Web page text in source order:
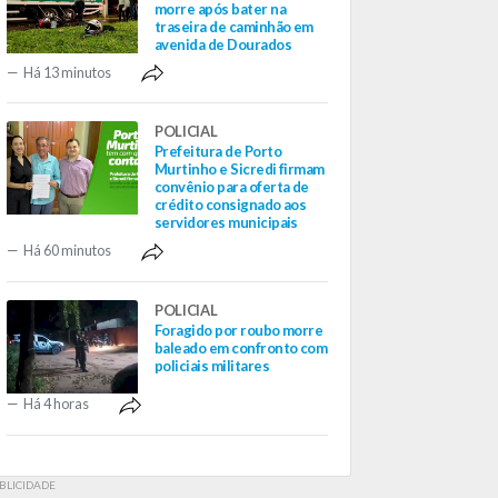
morre após bater na
traseira de caminhão em
avenida de Dourados
Há 13 minutos
POLICIAL
Prefeitura de Porto
Murtinho e Sicredi firmam
convênio para oferta de
crédito consignado aos
servidores municipais
Há 60 minutos
POLICIAL
Foragido por roubo morre
baleado em confronto com
policiais militares
Há 4 horas